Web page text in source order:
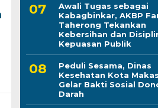
Awali Tugas sebagai
Kabagbinkar, AKBP
Taherong Tekankan
Kebersihan dan
Kepuasan Publik
Peduli Sesama, Dinas
Kesehatan Kota
Gelar Bakti Sosial
Darah